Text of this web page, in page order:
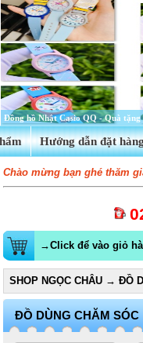
Tinh dầu hoa anh thảo Evening
Hướng dẫn đặt
Chào mừng bạn ghé thăm
→Click để vào giỏ
SHOP NGỌC CHÂU → ĐỒ
ĐỒ DÙNG CHĂM SÓC